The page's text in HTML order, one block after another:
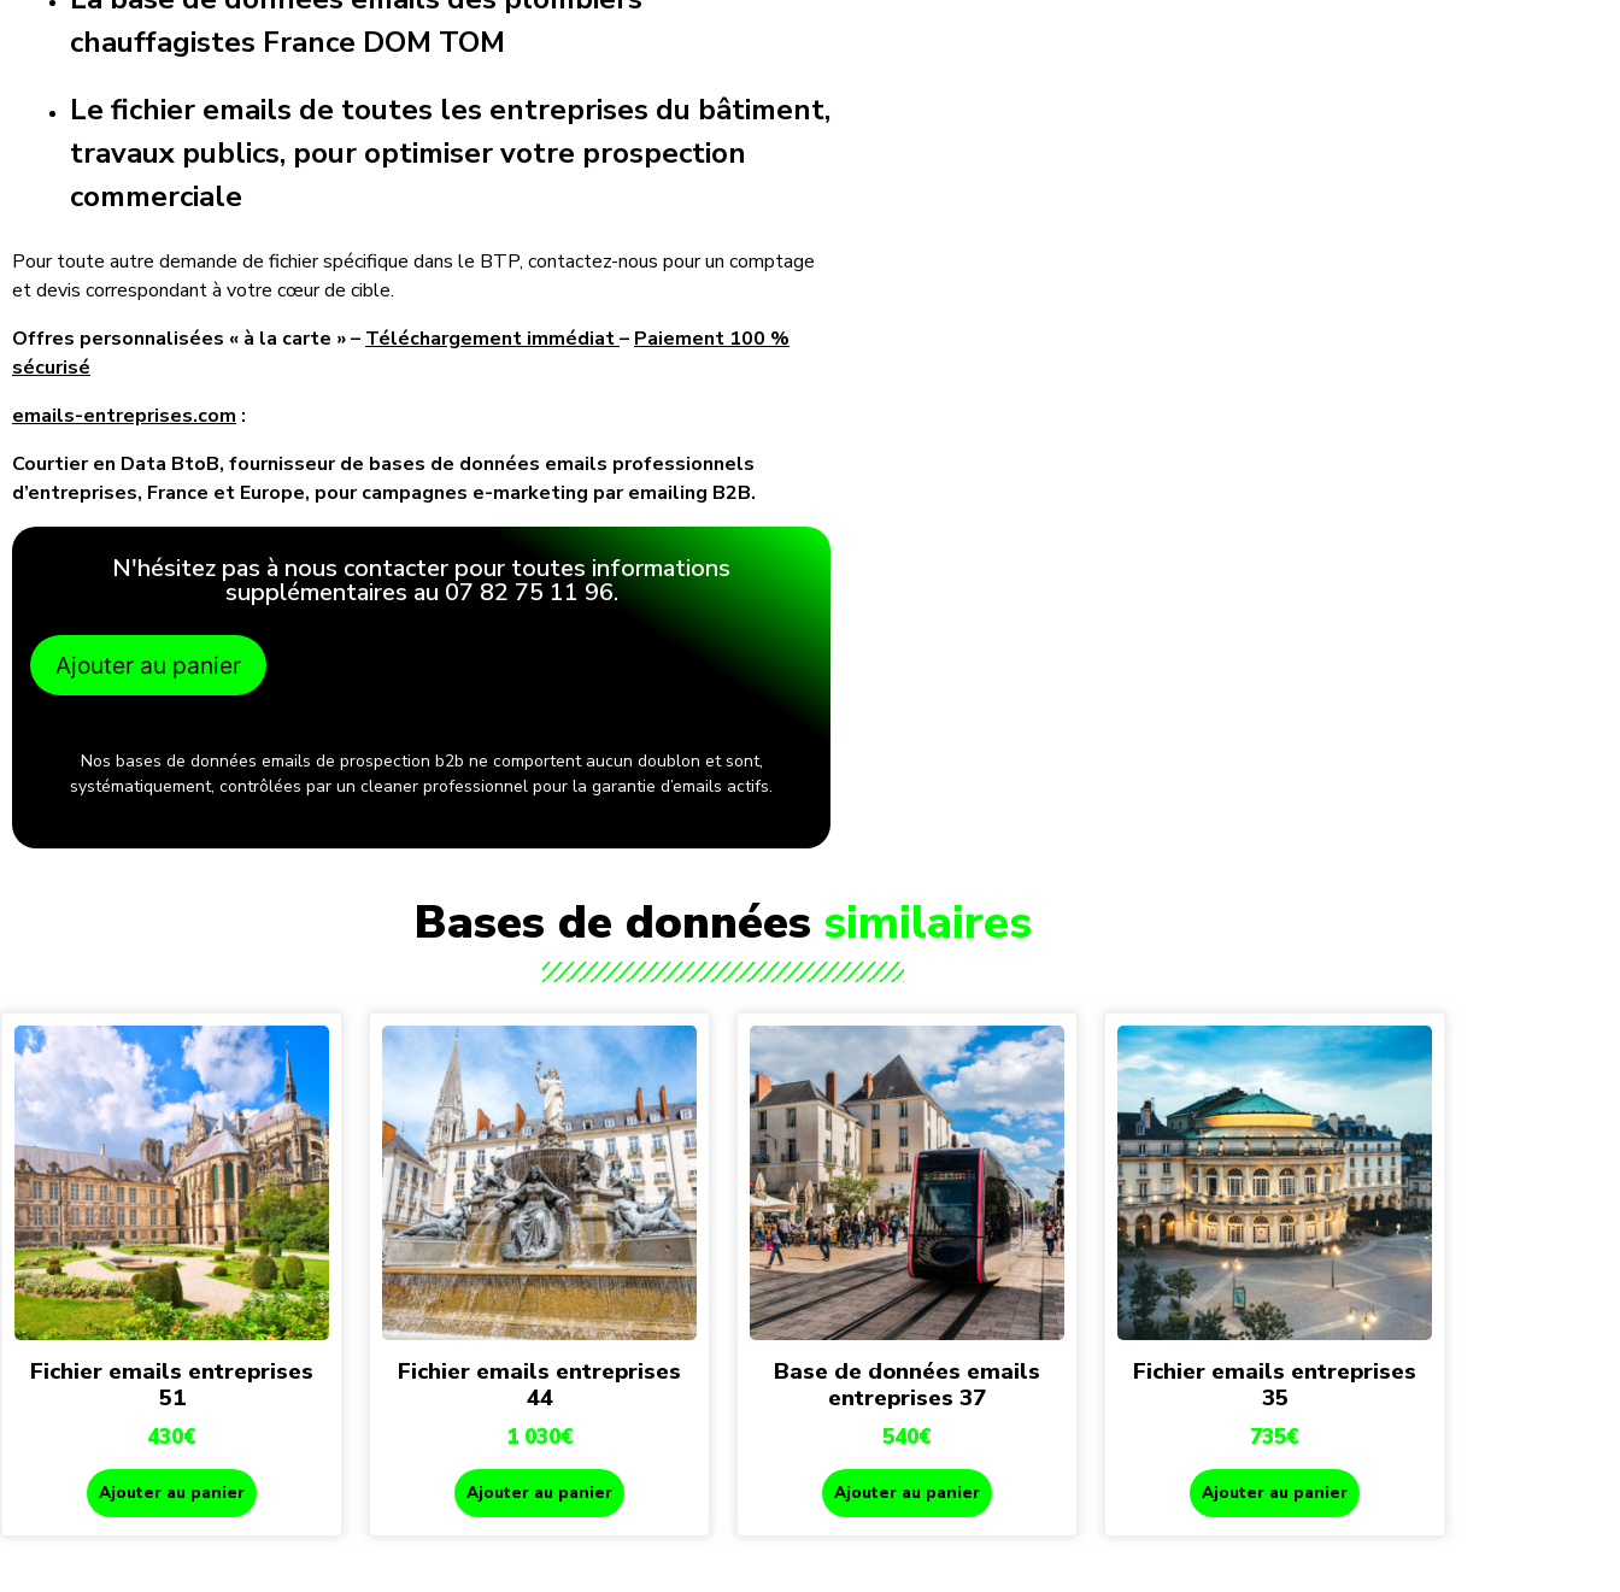
chauffagistes France DOM TOM
Le fichier emails de toutes les entreprises du bâtiment,
travaux publics, pour optimiser votre prospection
commerciale
Pour toute autre demande de fichier spécifique dans le BTP, contactez-nous pour un comptage
et devis correspondant à votre cœur de cible.
Offres personnalisées « à la carte » – Téléchargement immédiat– Paiement 100 %
sécurisé
emails-entreprises.com :
Courtier en Data BtoB, fournisseur de bases de données emails professionnels
d’entreprises, France et Europe, pour campagnes e-marketing par emailing B2B.
N'hésitez pas à nous contacter pour toutes informations
supplémentaires au 07 82 75 11 96.
Ajouter au panier
Nos bases de données emails de prospection b2b ne comportent aucun doublon et sont,
systématiquement, contrôlées par un cleaner professionnel pour la garantie d’emails actifs.
Bases de données similaires
Fichier emails entreprises
51
430€
Ajouter au panier
Fichier emails entreprises
44
1 030€
Ajouter au panier
Base de données emails
entreprises 37
540€
Ajouter au panier
Fichier emails entreprises
35
735€
Ajouter au panier